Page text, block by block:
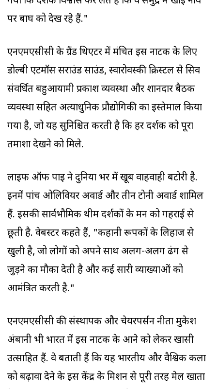
पर बाघ को देख रहे हैं."
एनएमएसीसी के ग्रैंड थिएटर में मंचित इस नाटक के लिए
डोल्बी एटमॉस सराउंड साउंड, स्वारोवस्की क्रिस्टल से सिव
संवर्धित बहुआयामी प्रकाश व्यवस्था और शानदार बैठक
व्यवस्था सहित अत्याधुनिक प्रौद्योगिकी का इस्तेमाल किया
गया है, जो यह सुनिश्चित करती है कि हर दर्शक को पूरा
तमाशा देखने को मिले.
लाइफ ऑफ पाइ ने दुनिया भर में खूब वाहवाही बटोरी है.
इनमें पांच ओलिवियर अवार्ड और तीन टोनी अवार्ड शामिल
हैं. इसकी सार्वभौमिक थीम दर्शकों के मन को गहराई से
छूती है. वेबस्टर कहते हैं, "कहानी रूपकों के लिहाज से
खुली है, जो लोगों को अपने साथ अलग-अलग ढंग से
जुड़ने का मौका देती है और कई सारी व्याख्याओं को
आमंत्रित करती है."
एनएमएसीसी की संस्थापक और चेयरपर्सन नीता मुकेश
अंबानी भी भारत में इस नाटक के आने को लेकर खासी
उत्साहित हैं. वे बताती हैं कि यह भारतीय और वैश्विक कला
को बढ़ावा देने के इस केंद्र के मिशन से पूरी तरह मेल खाता